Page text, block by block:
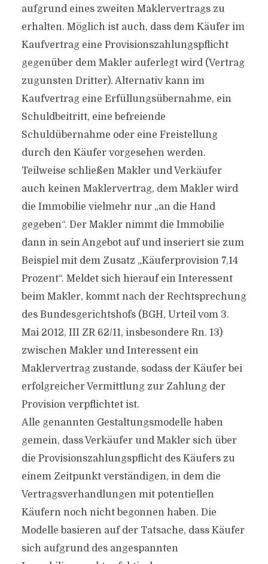
aufgrund eines zweiten Maklervertrags zu
erhalten. Möglich ist auch, dass dem Käufer im
Kaufvertrag eine Provisionszahlungspflicht
gegenüber dem Makler auferlegt wird (Vertrag
zugunsten Dritter). Alternativ kann im
Kaufvertrag eine Erfüllungsübernahme, ein
Schuldbeitritt, eine befreiende
Schuldübernahme oder eine Freistellung
durch den Käufer vorgesehen werden.
Teilweise schließen Makler und Verkäufer
auch keinen Maklervertrag, dem Makler wird
die Immobilie vielmehr nur „an die Hand
gegeben“. Der Makler nimmt die Immobilie
dann in sein Angebot auf und inseriert sie zum
Beispiel mit dem Zusatz „Käuferprovision 7,14
Prozent“. Meldet sich hierauf ein Interessent
beim Makler, kommt nach der Rechtsprechung
des Bundesgerichtshofs (BGH, Urteil vom 3.
Mai 2012, III ZR 62/11, insbesondere Rn. 13)
zwischen Makler und Interessent ein
Maklervertrag zustande, sodass der Käufer bei
erfolgreicher Vermittlung zur Zahlung der
Provision verpflichtet ist.
Alle genannten Gestaltungsmodelle haben
gemein, dass Verkäufer und Makler sich über
die Provisionszahlungspflicht des Käufers zu
einem Zeitpunkt verständigen, in dem die
Vertragsverhandlungen mit potentiellen
Käufern noch nicht begonnen haben. Die
Modelle basieren auf der Tatsache, dass Käufer
sich aufgrund des angespannten